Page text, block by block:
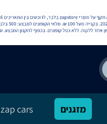
מזגנים zap cars